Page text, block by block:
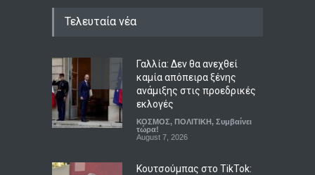
Τελευταία νέα
Γαλλία: Δεν θα ανεχθεί
καμία απόπειρα ξένης
ανάμιξης στις προεδρικές
εκλογές
ΚΟΣΜΟΣ, ΠΟΛΙΤΙΚΗ, Συμβαίνει
τώρα!
August 7, 2026
Κουτσούμπας στο TikTok: